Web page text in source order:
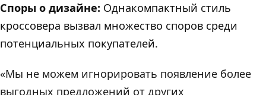
Споры о дизайне: Однакомпактный стиль
кроссовера вызвал множество споров среди
потенциальных покупателей.
«Мы не можем игнорировать появление более
выгодных предложений от других